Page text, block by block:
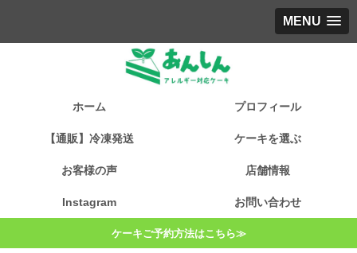
MENU
ホーム プロフィール
【通販】冷凍発送 ケーキを選ぶ
お客様の声 店舗情報
Instagram お問い合わせ
ケーキご予約方法はこちら≫